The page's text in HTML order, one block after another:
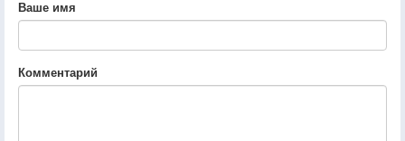
Ваше имя
Комментарий